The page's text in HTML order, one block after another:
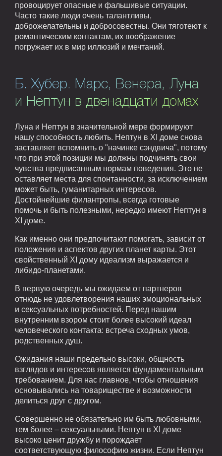
провоцирует опасные и фальшивые ситуации.
Часто такие люди очень талантливы,
доброжелательны и добросовестны. Они тяготеют к
романтическим контактам, их воображение
погружает их в мир иллюзий и мечтаний.
Б. Хубер. Марс, Венера, Луна
и Нептун в двенадцати домах
Луна и Нептун в значительной мере формируют
нашу способность любить. Нептун в XI доме снова
заставляет вспомнить о "начинке сэндвича", потому
что при этой позиции мы должны подчинять свои
чувства предписанным нормам поведения. Это не
оставляет места для спонтанности, за исключением
может быть, гуманитарных интересов.
Достойнейшие филантропы, всегда готовые
помочь и быть полезными, нередко имеют Нептун в
XI доме.
Как именно они предпочитают помогать, зависит от
положения и аспектов других планет карты. Этот
свойственный XI дому идеализм выражается и
либидо-планетами.
В первую очередь мы ожидаем от партнеров
отнюдь не удовлетворения наших эмоциональных
и сексуальных потребностей. Перед нашим
внутренним взором стоит более высокий идеал
человеческого контакта: встреча сходных умов,
родственных душ.
Ожидания наши предельно высоки, общность
взглядов и интересов является фундаментальным
требованием. Для нас главное, чтобы отношения
основывались на товариществе и возможности
делиться друг с другом.
Совершенно не обязательно им быть любовными,
тем более – сексуальными. Нептун в XI доме
высоко ценит дружбу и порождает
соответствующую философию жизни. Если Нептун